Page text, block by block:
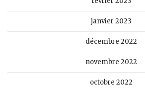
janvier 2023
décembre 2022
novembre 2022
octobre 2022